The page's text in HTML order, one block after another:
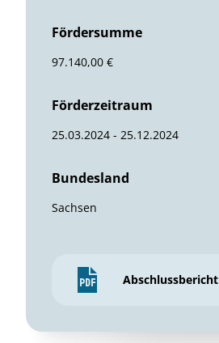
Fördersumme
97.140,00 €
Förderzeitraum
25.03.2024 - 25.12.2024
Bundesland
Sachsen
Abschlussbericht